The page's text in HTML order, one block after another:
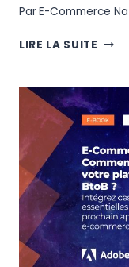
ParE-Commerce
LIRE LA SUITE BTOB
LA
À
SITE
E-
?